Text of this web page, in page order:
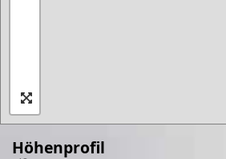
Höhenprofil